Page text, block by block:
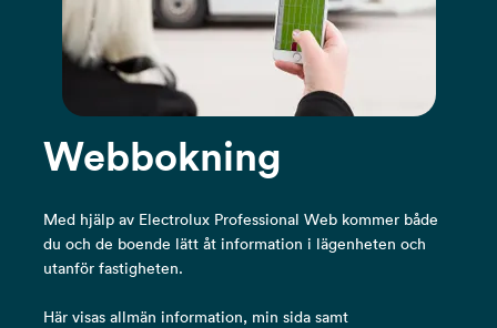
Webbokning
Med hjälp av Electrolux Professional Web kommer både
du och de boende lätt åt information i lägenheten och
utanför fastigheten.
Här visas allmän information, min sida samt